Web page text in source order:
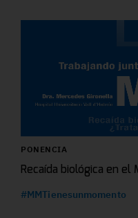
PONENCIA
Recaída biológica en el
#MMTienesunmomento